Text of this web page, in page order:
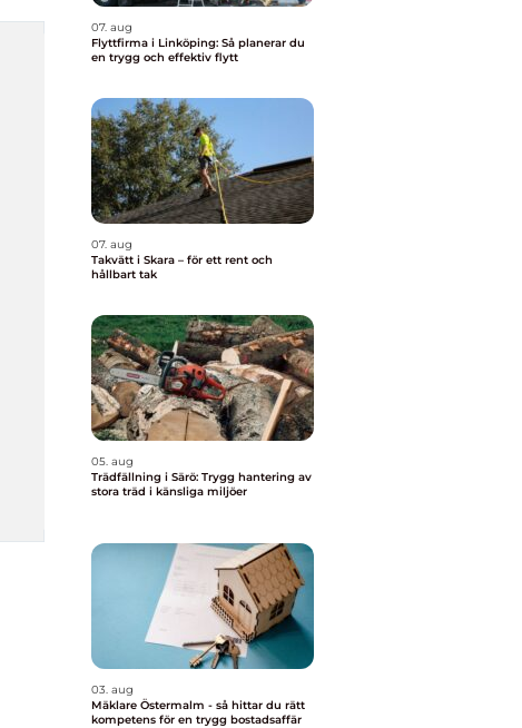
07. aug
Flyttfirma i Linköping: Så planerar du
en trygg och effektiv flytt
07. aug
Takvätt i Skara – för ett rent och
hållbart tak
05. aug
Trädfällning i Särö: Trygg hantering av
stora träd i känsliga miljöer
03. aug
Mäklare Östermalm - så hittar du rätt
kompetens för en trygg bostadsaffär